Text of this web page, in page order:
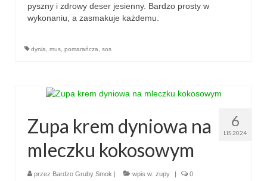
pyszny i zdrowy deser jesienny. Bardzo prosty w
wykonaniu, a zasmakuje każdemu.
dynia, mus, pomarańcza, sos
6
LIS 2024
Zupa krem dyniowa na
mleczku kokosowym
przez Bardzo Gruby Smok | wpis w: zupy | 0